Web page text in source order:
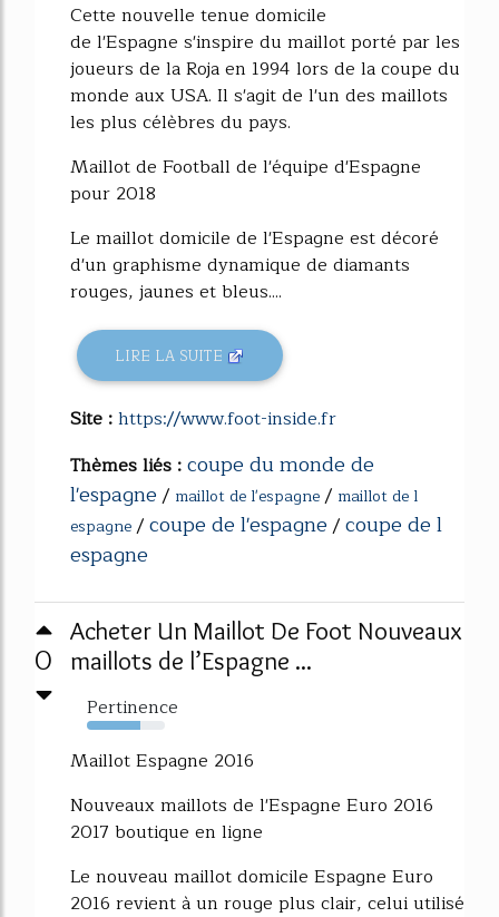
Cette nouvelle tenue domicile
de l'Espagne s'inspire du maillot porté par les
joueurs de la Roja en 1994 lors de la coupe du
monde aux USA. Il s'agit de l'un des maillots
les plus célèbres du pays.
Maillot de Football de l'équipe d'Espagne
pour 2018
Le maillot domicile de l'Espagne est décoré
d'un graphisme dynamique de diamants
rouges, jaunes et bleus....
LIRE LA SUITE
Site :https://www.foot-inside.fr
Thèmes liés :coupe du monde de
l'espagne/ maillot de l'espagne/ maillot de l
espagne/coupe de l'espagne/coupe de l
espagne
0
Acheter Un Maillot De Foot Nouveaux
maillots de l’Espagne ...
Pertinence
68%
Maillot Espagne 2016
Nouveaux maillots de l'Espagne Euro 2016
2017 boutique en ligne
Le nouveau maillot domicile Espagne Euro
2016 revient à un rouge plus clair, celui utilisé